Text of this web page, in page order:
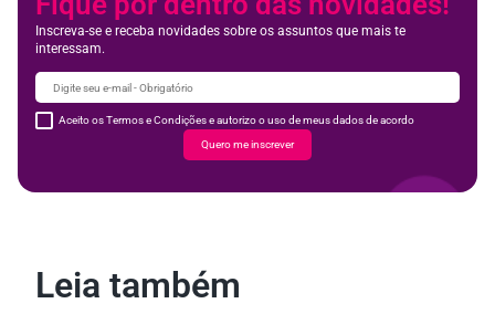
Inscreva-se e receba novidades sobre os assuntos que mais te
interessam.
Aceito os Termos e Condições e autorizo o uso de meus dados de acordo
Quero me inscrever
Leia também